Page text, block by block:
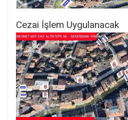
Cezai İşlem Uygulanacak